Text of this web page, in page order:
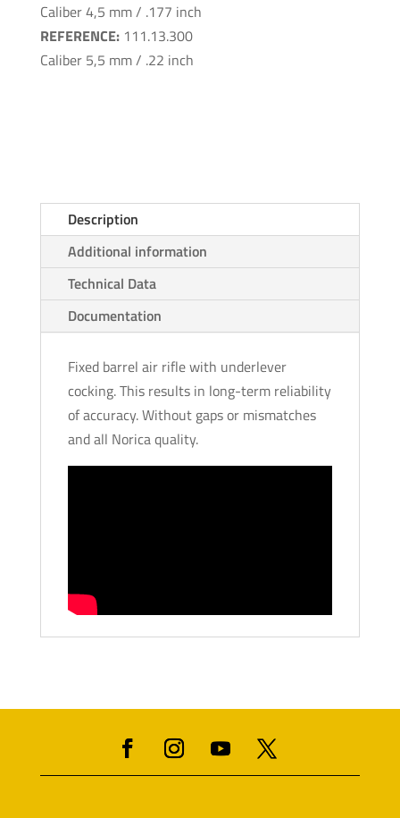
Caliber 4,5 mm / .177 inch
REFERENCE: 111.13.300
Caliber 5,5 mm / .22 inch
Description
Additional information
Technical Data
Documentation
Fixed barrel air rifle with underlever
cocking. This results in long-term reliability
of accuracy. Without gaps or mismatches
and all Norica quality.